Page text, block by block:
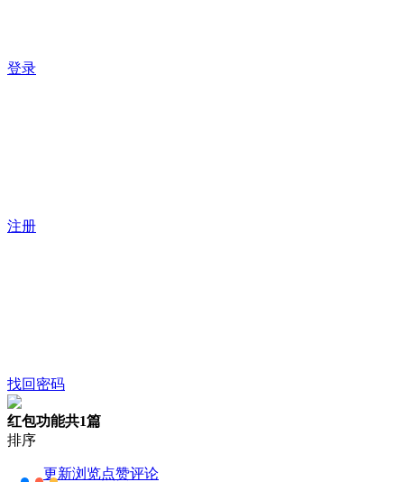
登录
注册
找回密码
红包功能共1篇
排序
更新浏览点赞评论